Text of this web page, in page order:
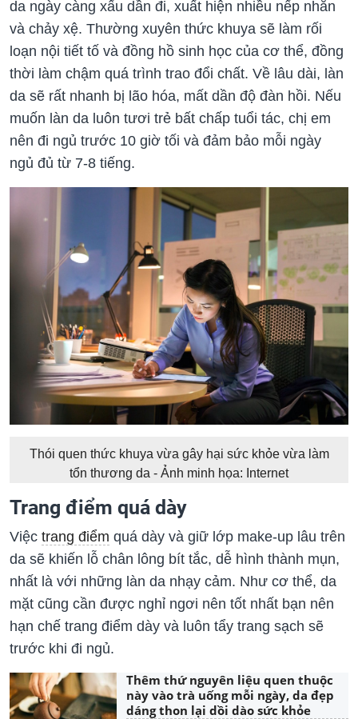
da ngày càng xấu dần đi, xuất hiện nhiều nếp nhăn
và chảy xệ. Thường xuyên thức khuya sẽ làm rối
loạn nội tiết tố và đồng hồ sinh học của cơ thể, đồng
thời làm chậm quá trình trao đổi chất. Về lâu dài, làn
da sẽ rất nhanh bị lão hóa, mất dần độ đàn hồi. Nếu
muốn làn da luôn tươi trẻ bất chấp tuổi tác, chị em
nên đi ngủ trước 10 giờ tối và đảm bảo mỗi ngày
ngủ đủ từ 7-8 tiếng.
Thói quen thức khuya vừa gây hại sức khỏe vừa làm
tổn thương da - Ảnh minh họa: Internet
Trang điểm quá dày
Việc trang điểm quá dày và giữ lớp make-up lâu trên
da sẽ khiến lỗ chân lông bít tắc, dễ hình thành mụn,
nhất là với những làn da nhạy cảm. Như cơ thể, da
mặt cũng cần được nghỉ ngơi nên tốt nhất bạn nên
hạn chế trang điểm dày và luôn tẩy trang sạch sẽ
trước khi đi ngủ.
Thêm thứ nguyên liệu quen thuộc
này vào trà uống mỗi ngày, da đẹp
dáng thon lại dồi dào sức khỏe